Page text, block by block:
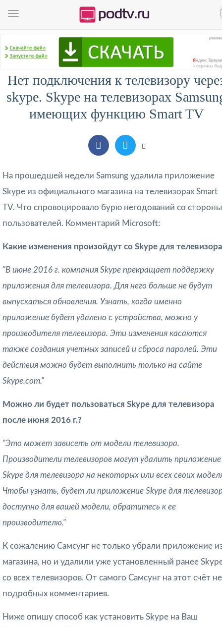
Нет подключения к телевизору
skype. Skype на телевизорах
имеющих функцию Smart TV
На прошедшей недели Samsung удалила приложение
Skype из официального магазина на телевизорах Smart
TV. Что спровоцировало бурю негодований со стороны
пользователей. Комментарий Microsoft:
Какие изменения произойдут со Skype для
"В июне 2016 г. компания Skype прекращает поддержку
приложения для телевизора. Для него больше не будут
выпускаться обновления. Узнать, когда именно
приложение будет удалено с устройства, можно у
производителя телевизора. Эти изменения касаются
также создания учетных записей и сброса паролей. Эти
действия можно будет выполнить только на сайте
Skype.com."
Можно ли будет пользоваться Skype для телевизора
после июня 2016 г.?
"Это может зависеть от модели телевизора.
Производители телевизоров могут удалить приложение
Skype для телевизора на некоторых или всех своих
Чтобы узнать, будет ли приложение Skype для
доступно для вашей модели, обратитесь к ее
производителю."
К сожалению Самсунг не только убрали приложение
магазина, но и удалили уже установленный ранее
со всех телевизоров. От самого Самсунг на этот счёт
подробных комментариев.
Ниже опишу способ как установить Skype на Ваш